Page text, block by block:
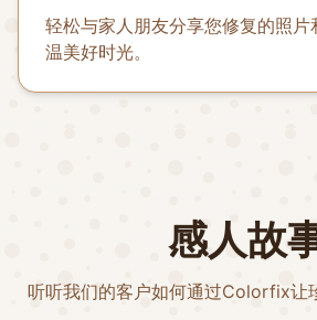
轻松与家人朋友分享您修复的照片
温美好时光。
感人故
听听我们的客户如何通过Colorfix让